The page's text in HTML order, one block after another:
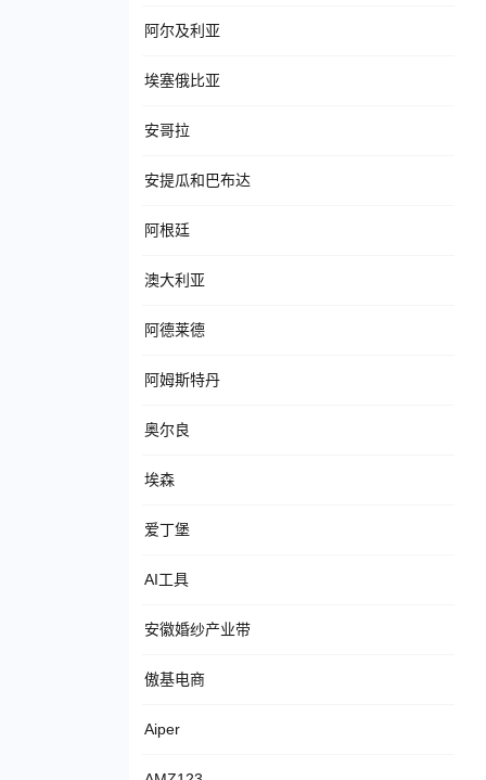
阿尔及利亚
埃塞俄比亚
安哥拉
安提瓜和巴布达
阿根廷
澳大利亚
阿德莱德
阿姆斯特丹
奥尔良
埃森
爱丁堡
AI工具
安徽婚纱产业带
傲基电商
Aiper